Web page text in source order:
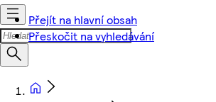
Přejít na hlavní obsah
Přeskočit na vyhledávání